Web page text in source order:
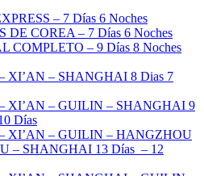
– 7 Días 6 Noches
DE COREA – 7 Días 6 Noches
COMPLETO – 9 Días 8 Noches
XI’AN – SHANGHAI 8 Dias 7
XI’AN – GUILIN – SHANGHAI 9
Días
XI’AN – GUILIN – HANGZHOU
– SHANGHAI 13 Días – 12